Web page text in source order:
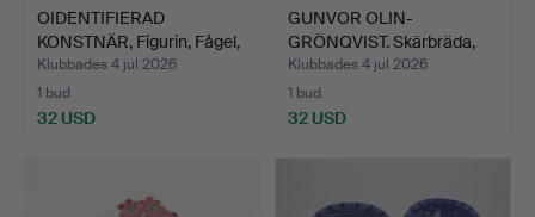
OIDENTIFIERAD
KONSTNÄR, Figurin, Fågel,
ra…
Klubbades 4 jul 2026
1 bud
32 USD
GUNVOR OLIN-
GRÖNQVIST. Skärbräda,
porslin,…
Klubbades 4 jul 2026
1 bud
32 USD